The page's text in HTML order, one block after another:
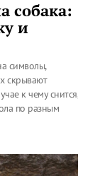
собака:
и
символы,
скрывают
к чему снится,
по разным